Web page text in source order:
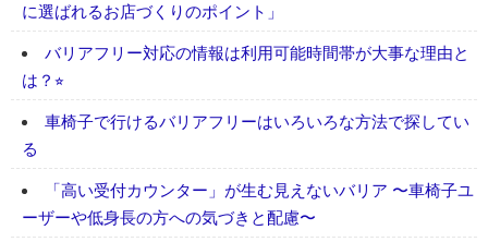
に選ばれるお店づくりのポイント」
バリアフリー対応の情報は利用可能時間帯が大事な理由と
は？⭐︎
車椅子で行けるバリアフリーはいろいろな方法で探してい
る
「高い受付カウンター」が生む見えないバリア 〜車椅子ユ
ーザーや低身長の方への気づきと配慮〜